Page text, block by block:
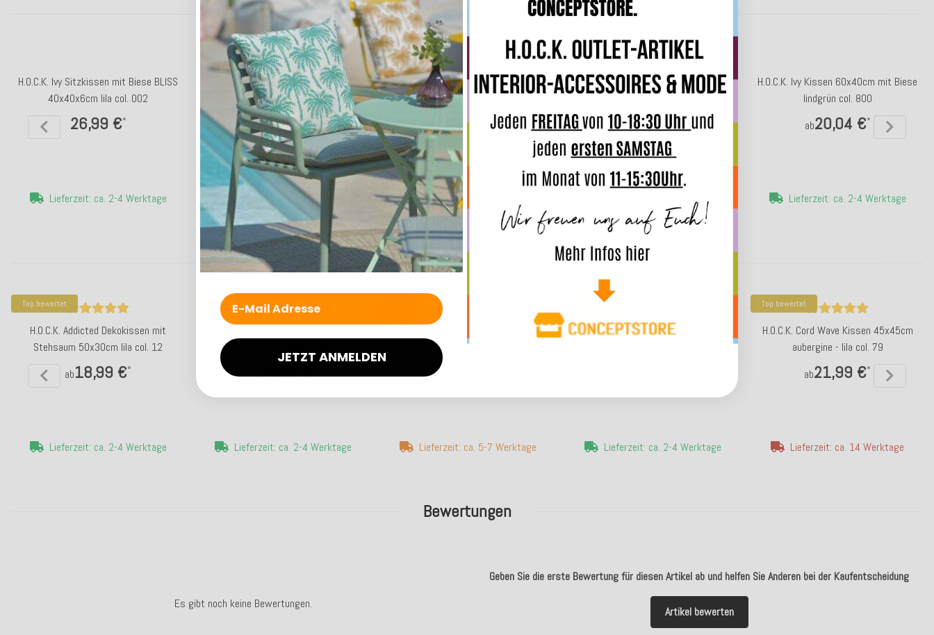
Bewertungen
Geben Sie die erste Bewertung für diesen Artikel ab und helfen Sie Anderen bei der Kaufentscheidung
Artikel bewerten
Es gibt noch keine Bewertungen.
Weitere Produkte aus der Serie Ivy
H.O.C.K. Ivy Sitzkissen mit Biese BLISS
40x40x6cm lila col. 002
26,99 €*
Lieferzeit: ca. 2-4 Werktage
Top bewertet
H.O.C.K. Ivy Kissen 40x40cm mit Biese
grau col. 603
ab18,04 €*
Lieferzeit: ca. 5-7 Werktage
Top bewertet
H.O.C.K. Ivy Kissen 60x40cm mit Biese
rot / bordeaux col. 304
ab20,04 €*
Lieferzeit: ca. 5-7 Werktage
H.O.C.K. Ivy Kissen 60x40cm mit Biese
coral / orange col. 900
ab20,04 €*
Lieferzeit: ca. 2-4 Werktage
H.O.C.K. Ivy Kissen 60x40cm mit Biese
lindgrün col. 800
ab20,04 €*
Lieferzeit: ca. 2-4 Werktage
Das passt dazu:
Top bewertet
H.O.C.K. Addicted Dekokissen mit
Stehsaum 50x30cm lila col. 12
ab18,99 €*
Lieferzeit: ca. 2-4 Werktage
Top bewertet
Stehsaum 50x50cm lila col. 12
ab27,99 €
Lieferzeit: ca. 2-4 Werktage
H.O.C.K. Bizantina Kissen 50x50cm mit
Wulst weiß - ecru col. 00
ab33,99 €
Lieferzeit: ca. 5-7 Werktage
Top bewertet
H.O.C.K. Bugs Kissen ca. 45x45cm
Lieferzeit: ca. 2-4 Werktage
Top bewertet
H.O.C.K. Cord Wave Kissen 45x45cm
aubergine - lila col. 79
ab21,99 €*
Lieferzeit: ca. 14 Werktage
JETZT ANMELDEN